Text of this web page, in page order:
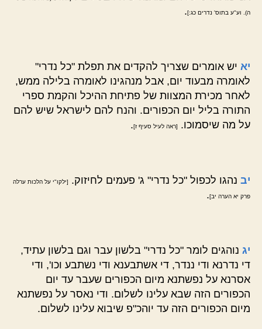
ה). וע"ע בתוס' נדרים כג:].
יא יש אומרים שצריך להקדים את תפלת "כל נדרי"
לאומרה מבעוד יום, אבל מנהגינו לאומרה בלילה ממש,
לאחר מכירת המצוות של פתיחת ההיכל והקמת ספרי
התורה בליל יום הכפורים. והנח להם לישראל שיש להם
על מה שיסמוכו.
[ראה לעיל סעיף ז].
יב נהגו לכפול "כל נדרי" ג' פעמים לחיזוק. [ילקו"י על הלכות ערלה
פרק יא הערה יב].
יג נוהגים לומר "כל נדרי" בלשון עבר וגם בלשון עתיד,
די נדרנא ודי ננדר, די אשתבענא ודי נשתבע וכו', ודי
אסרנא על נפשתנא מיום הכפורים שעבר עד יום
הכפורים הזה שבא עלינו לשלום. ודי נאסר על נפשתנא
מיום הכפורים הזה עד יוהכ"פ שיבוא עלינו לשלום.